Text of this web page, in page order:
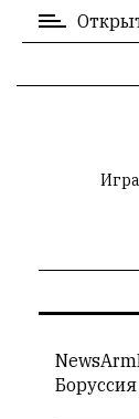
ВХОД
РЕКЛАМА